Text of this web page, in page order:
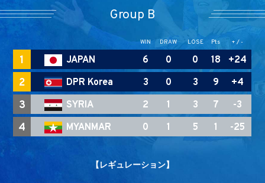
Group B
WIN DRAW LOSE Pts + / -
1 JAPAN 6 0 0 18 +24
2 DPR Korea 3 0 3 9 +4
3 SYRIA 2 1 3 7 -3
4 MYANMAR 0 1 5 1 -25
【レギュレーション】